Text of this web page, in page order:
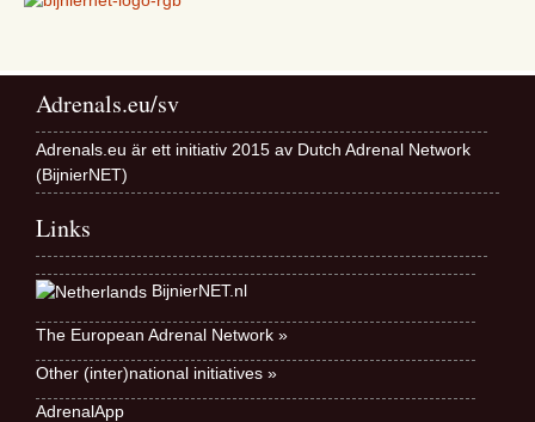
Adrenals.eu/sv
Adrenals.eu är ett initiativ 2015 av Dutch Adrenal Network
(BijnierNET)
Links
BijnierNET.nl
The European Adrenal Network »
Other (inter)national initiatives »
AdrenalApp